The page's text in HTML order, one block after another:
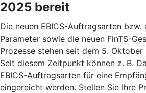
2025 bereit
Die neuen EBICS-Auftragsarten bzw.
Parameter sowie die neuen FinTS-
Prozesse stehen seit dem 5.
Seit diesem Zeitpunkt können z. B.
EBICS-Auftragsarten für eine
eingereicht werden. Stellen Sie Ihre